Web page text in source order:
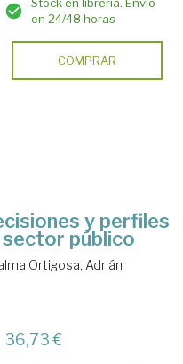
Stock en librería. Envío
en 24/48 horas
COMPRAR
y perfiles
público
Ortigosa, Adrián
36,73 €